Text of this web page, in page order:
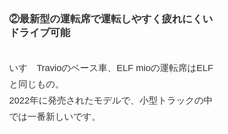
②最新型の運転席で運転しやすく疲れにくい
ドライブ可能
いすゞTravioのベース車、ELF mioの運転席はELF
と同じもの。
2022年に発売されたモデルで、小型トラックの中
では一番新しいです。